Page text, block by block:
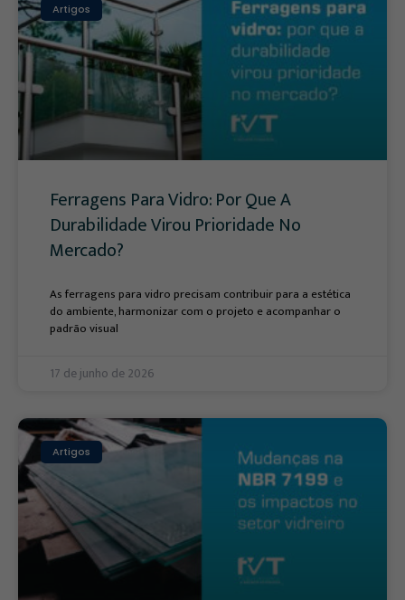
Artigos
Ferragens Para Vidro: Por Que A
Durabilidade Virou Prioridade No
Mercado?
As ferragens para vidro precisam contribuir para a estética
do ambiente, harmonizar com o projeto e acompanhar o
padrão visual
17 de junho de 2026
Artigos